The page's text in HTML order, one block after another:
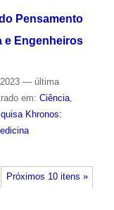
Pensamento
e Engenheiros
— última
em: Ciência,
Khronos:
Próximos 10 itens »